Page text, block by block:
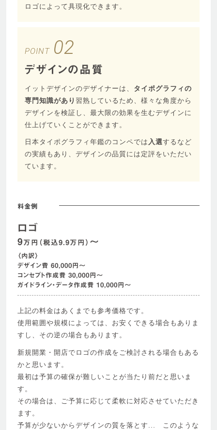
ロゴによって具現化できます。
POINT 02
デザインの品質
イットデザインのデザイナーは、 タイポグラフィの
専門知識があり 習熟しているため、様々な角度から
デザインを検証し、最大限の効果を生むデザインに
仕上げていくことができます。
日本タイポグラフィ年鑑のコンペでは入選するなど
の実績もあり、デザインの品質には定評をいただい
ています。
料金例
ロゴ
9 万円（税込9.9万円） 〜
〈内訳〉
デザイン費 60,000円〜
コンセプト作成費 30,000円〜
ガイドライン・データ作成費 10,000円〜
上記の料金はあくまでも参考価格です。
使用範囲や規模によっては、お安くできる場合もありま
すし、その逆の場合もあります。
新規開業・開店でロゴの作成をご検討される場合もある
かと思います。
最初は予算の確保が難しいことが当たり前だと思いま
す。
その場合は、ご予算に応じて柔軟に対応させていただき
ます。
予算が少ないからデザインの質を落とす... このような